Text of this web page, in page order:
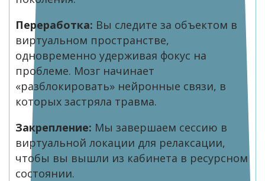
Переработка: Вы следите за объектом в
виртуальном пространстве,
одновременно удерживая фокус на
проблеме. Мозг начинает
«разблокировать» нейронные связи, в
которых застряла травма.
Закрепление: Мы завершаем сессию в
виртуальной локации для релаксации,
чтобы вы вышли из кабинета в ресурсном
состоянии.